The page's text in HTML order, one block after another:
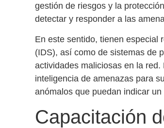
gestión de riesgos y la
detectar y responder a las
En este sentido, tienen especial
(IDS), así como de sistemas de
actividades maliciosas en la
inteligencia de amenazas para
anómalos que puedan indicar un
Capacitación